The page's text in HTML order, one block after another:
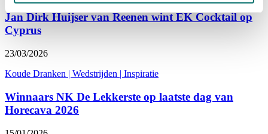
Jan Dirk Huijser van Reenen wint EK Cocktail op
Cyprus
23/03/2026
Koude Dranken | Wedstrijden | Inspiratie
Winnaars NK De Lekkerste op laatste dag van
Horecava 2026